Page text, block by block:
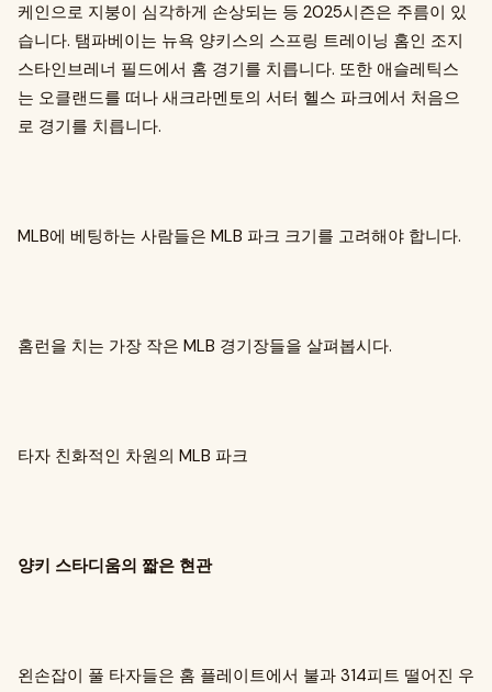
케인으로 지붕이 심각하게 손상되는 등 2025시즌은 주름이 있
습니다. 탬파베이는 뉴욕 양키스의 스프링 트레이닝 홈인 조지
스타인브레너 필드에서 홈 경기를 치릅니다. 또한 애슬레틱스
는 오클랜드를 떠나 새크라멘토의 서터 헬스 파크에서 처음으
로 경기를 치릅니다.
MLB에 베팅하는 사람들은 MLB 파크 크기를 고려해야 합니다.
홈런을 치는 가장 작은 MLB 경기장들을 살펴봅시다.
타자 친화적인 차원의 MLB 파크
양키 스타디움의 짧은 현관
왼손잡이 풀 타자들은 홈 플레이트에서 불과 314피트 떨어진 우